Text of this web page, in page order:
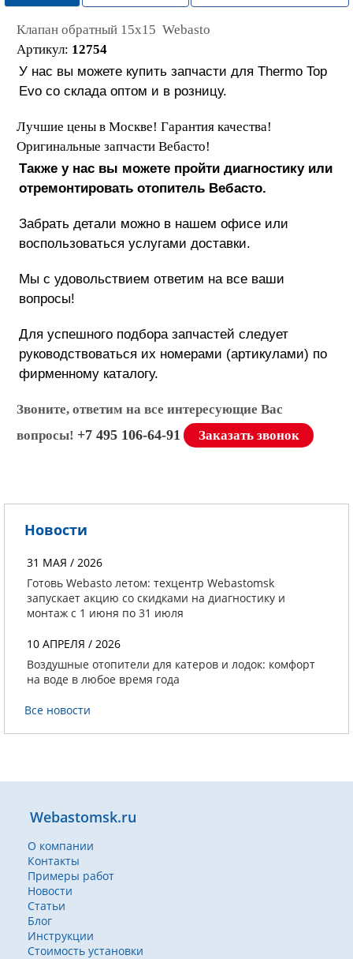
Клапан обратный 15х15 Webasto
Артикул: 12754
У нас вы можете купить запчасти для Thermo Top
Evo со склада оптом и в розницу.
Лучшие цены в Москве! Гарантия качества!
Оригинальные запчасти Вебасто!
Также у нас вы можете пройти диагностику или
отремонтировать отопитель Вебасто.
Забрать детали можно в нашем офисе или
воспользоваться услугами доставки.
Мы с удовольствием ответим на все ваши
вопросы!
Для успешного подбора запчастей следует
руководствоваться их номерами (артикулами) по
фирменному каталогу.
Звоните, ответим на все интересующие Вас
вопросы! +7 495 106-64-91 Заказать звонок
Новости
31 МАЯ / 2026
Готовь Webasto летом: техцентр Webastomsk
запускает акцию со скидками на диагностику и
монтаж с 1 июня по 31 июля
10 АПРЕЛЯ / 2026
Воздушные отопители для катеров и лодок: комфорт
на воде в любое время года
Все новости
Webastomsk.ru
О компании
Контакты
Примеры работ
Новости
Статьи
Блог
Инструкции
Стоимость установки